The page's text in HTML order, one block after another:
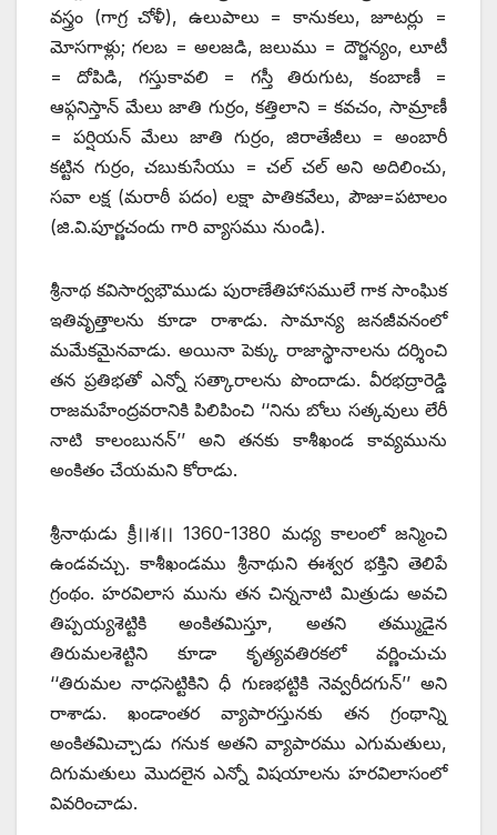
వస్త్రం (గాగ్ర చోళీ), ఉలుపాలు = కానుకలు, జూటర్లు =
మోసగాళ్లు; గలబ = అలజడి, జలుము = దౌర్జన్యం, లూటీ
= దోపిడి, గస్తుకావలి = గస్తీ తిరుగుట, కంబాణీ =
ఆఫ్గనిస్తాన్‌ ‌మేలు జాతి గుర్రం, కత్తిలాని = కవచం, సామ్రాణీ
= పర్షియన్‌ ‌మేలు జాతి గుర్రం, జిరాతేజీలు = అంబారీ
కట్టిన గుర్రం, చబుకుసేయు = చల్‌ ‌చల్‌ అని అదిలించు,
సవా లక్ష (మరాఠీ పదం) లక్షా పాతికవేలు, పౌజు=పటాలం
(జి.వి.పూర్ణచందు గారి వ్యాసము నుండి).
శ్రీనాథ కవిసార్వభౌముడు పురాణేతిహాసములే గాక సాంఘిక
ఇతివృత్తాలను కూడా రాశాడు. సామాన్య జనజీవనంలో
మమేకమైనవాడు. అయినా పెక్కు రాజాస్థానాలను దర్శించి
తన ప్రతిభతో ఎన్నో సత్కారాలను పొందాడు. వీరభద్రారెడ్డి
రాజమహేంద్రవరానికి పిలిపించి ‘‘నిను బోలు సత్కవులు లేరీ
నాటి కాలంబునన్‌’’ అని తనకు కాశీఖండ కావ్యమును
అంకితం చేయమని కోరాడు.
శ్రీనాథుడు క్రీ।।శ।। 1360-1380 మధ్య కాలంలో జన్మించి
ఉండవచ్చు. కాశీఖండము శ్రీనాథుని ఈశ్వర భక్తిని తెలిపే
గ్రంథం. హరవిలాస మును తన చిన్ననాటి మిత్రుడు అవచి
తిప్పయ్యశెట్టికి అంకితమిస్తూ, అతని తమ్ముడైన
తిరుమలశెట్టిని కూడా కృత్యవతిరకలో వర్ణించుచు
‘‘తిరుమల నాధసెట్టికిని ధీ గుణభట్టికి నెవ్వరీదగున్‌’’ అని
రాశాడు. ఖండాంతర వ్యాపారస్తునకు తన గ్రంథాన్ని
అంకితమిచ్చాడు గనుక అతని వ్యాపారము ఎగుమతులు,
దిగుమతులు మొదలైన ఎన్నో విషయాలను హరవిలాసంలో
వివరించాడు.